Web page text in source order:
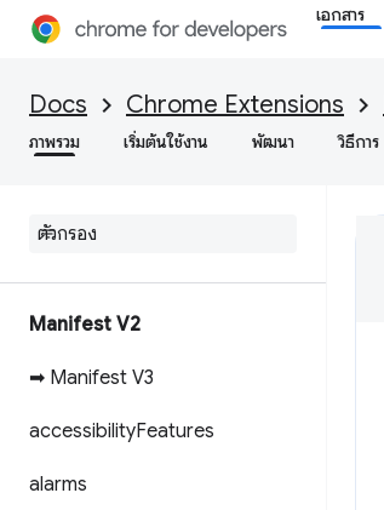
เอกสาร
Docs Chrome Extensions
ภาพรวม เริ่มต้นใช้งาน พัฒนา วิธีการ
Manifest V2
➡ Manifest V3
accessibilityFeatures
alarms